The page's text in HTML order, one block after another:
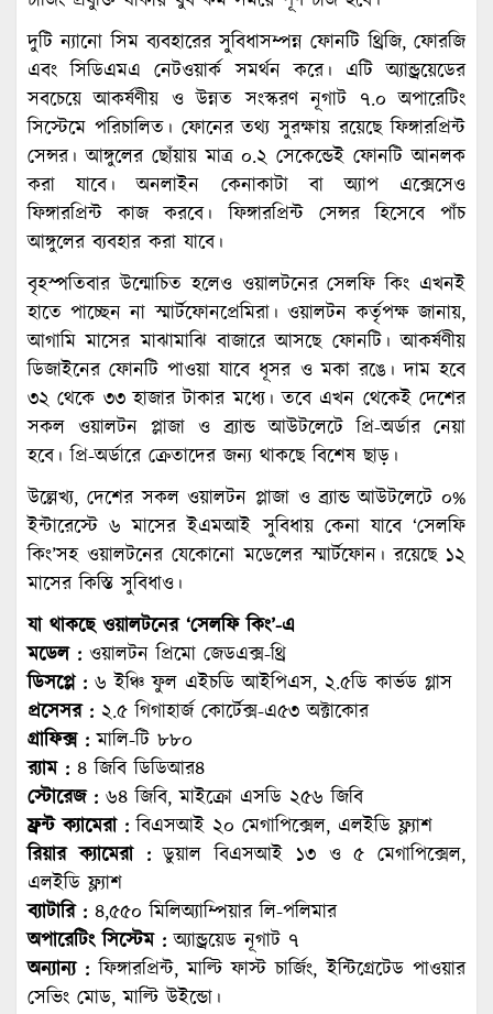
দুটি ন্যানো সিম ব্যবহারের সুবিধাসম্পন্ন ফোনটি থ্রিজি, ফোরজি
এবং সিডিএমএ নেটওয়ার্ক সমর্থন করে। এটি অ্যান্ড্রয়েডের
সবচেয়ে আকর্ষণীয় ও উন্নত সংস্করণ নূগাট ৭.০ অপারেটিং
সিস্টেমে পরিচালিত। ফোনের তথ্য সুরক্ষায় রয়েছে ফিঙ্গারপ্রিন্ট
সেন্সর। আঙ্গুলের ছোঁয়ায় মাত্র ০.২ সেকেন্ডেই ফোনটি আনলক
করা যাবে। অনলাইন কেনাকাটা বা অ্যাপ এক্সেসেও
ফিঙ্গারপ্রিন্ট কাজ করবে। ফিঙ্গারপ্রিন্ট সেন্সর হিসেবে পাঁচ
আঙ্গুলের ব্যবহার করা যাবে।
বৃহস্পতিবার উন্মোচিত হলেও ওয়ালটনের সেলফি কিং এখনই
হাতে পাচ্ছেন না স্মার্টফোনপ্রেমিরা। ওয়ালটন কর্তৃপক্ষ জানায়,
আগামি মাসের মাঝামাঝি বাজারে আসছে ফোনটি। আকর্ষণীয়
ডিজাইনের ফোনটি পাওয়া যাবে ধূসর ও মকা রঙে। দাম হবে
৩২ থেকে ৩৩ হাজার টাকার মধ্যে। তবে এখন থেকেই দেশের
সকল ওয়ালটন প্লাজা ও ব্র্যান্ড আউটলেটে প্রি-অর্ডার নেয়া
হবে। প্রি-অর্ডারে ক্রেতাদের জন্য থাকছে বিশেষ ছাড়।
উল্লেখ্য, দেশের সকল ওয়ালটন প্লাজা ও ব্র্যান্ড আউটলেটে ০%
ইন্টারেস্টে ৬ মাসের ইএমআই সুবিধায় কেনা যাবে ‘সেলফি
কিং’সহ ওয়ালটনের যেকোনো মডেলের স্মার্টফোন। রয়েছে ১২
মাসের কিস্তি সুবিধাও।
যা থাকছে ওয়ালটনের ‘সেলফি কিং’-এ
মডেল : ওয়ালটন প্রিমো জেডএক্স-থ্রি
ডিসপ্লে : ৬ ইঞ্চি ফুল এইচডি আইপিএস, ২.৫ডি কার্ভড গ্লাস
প্রসেসর : ২.৫ গিগাহার্জ কোর্টেক্স-এ৫৩ অক্টাকোর
গ্রাফিক্স : মালি-টি ৮৮০
র‌্যাম : ৪ জিবি ডিডিআর৪
স্টোরেজ : ৬৪ জিবি, মাইক্রো এসডি ২৫৬ জিবি
ফ্রন্ট ক্যামেরা : বিএসআই ২০ মেগাপিক্সেল, এলইডি ফ্ল্যাশ
রিয়ার ক্যামেরা :ডুয়াল বিএসআই ১৩ ও ৫ মেগাপিক্সেল,
এলইডি ফ্ল্যাশ
ব্যাটারি : ৪,৫৫০ মিলিঅ্যাম্পিয়ার লি-পলিমার
অপারেটিং সিস্টেম : অ্যান্ড্রয়েড নূগাট ৭
অন্যান্য : ফিঙ্গারপ্রিন্ট, মাল্টি ফাস্ট চার্জিং, ইন্টিগ্রেটেড পাওয়ার
সেভিং মোড, মাল্টি উইন্ডো।